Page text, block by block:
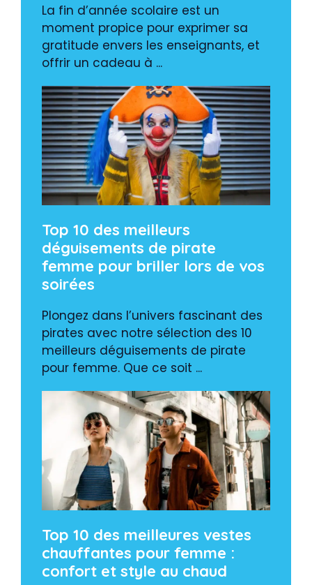
La fin d’année scolaire est un
moment propice pour exprimer sa
gratitude envers les enseignants, et
offrir un cadeau à ...
Top 10 des meilleurs
déguisements de pirate
femme pour briller lors de vos
soirées
Plongez dans l’univers fascinant des
pirates avec notre sélection des 10
meilleurs déguisements de pirate
pour femme. Que ce soit ...
Top 10 des meilleures vestes
chauffantes pour femme :
confort et style au chaud